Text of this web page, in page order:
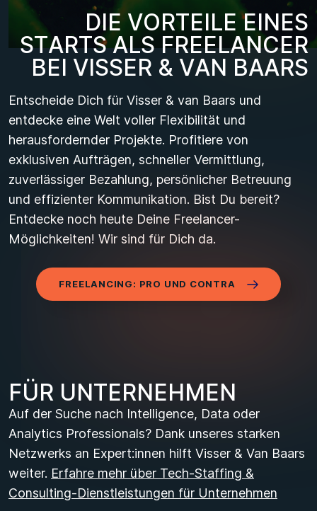
DIE VORTEILE EINES
STARTS ALS FREELANCER
BEI VISSER & VAN BAARS
Entscheide Dich für Visser & van Baars und
entdecke eine Welt voller Flexibilität und
herausfordernder Projekte. Profitiere von
exklusiven Aufträgen, schneller Vermittlung,
zuverlässiger Bezahlung, persönlicher Betreuung
und effizienter Kommunikation. Bist Du bereit?
Entdecke noch heute Deine Freelancer-
Möglichkeiten! Wir sind für Dich da.
FREELANCING: PRO UND CONTRA
FÜR UNTERNEHMEN
Auf der Suche nach Intelligence, Data oder
Analytics Professionals? Dank unseres starken
Netzwerks an Expert:innen hilft Visser & Van Baars
weiter. Erfahre mehr über Tech-Staffing &
Consulting-Dienstleistungen für Unternehmen